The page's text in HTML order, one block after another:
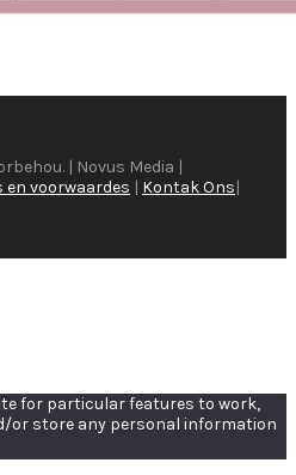
| Novus Media |
en voorwaardes | Kontak Ons|
for particular features to work,
or store any personal information